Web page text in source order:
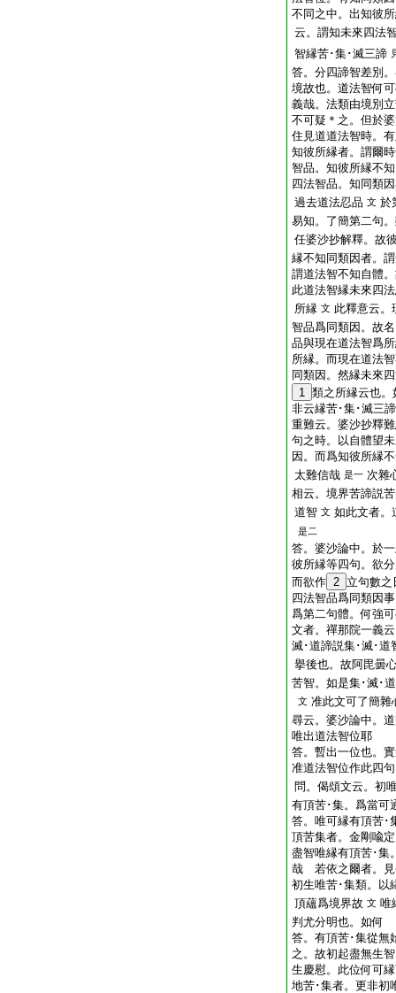
不同之中。出知彼
云。謂知未來四法
智縁苦･集･滅三諦
答。分四諦智差別
境故也。道法智何
義哉。法類由境別
不可疑＊之。但於
住見道道法智時。
知彼所縁者。謂爾
智品。知彼所縁不
四法智品。知同類
過去道法忍品 文 於
易知。了簡第二句
任婆沙抄解釋。故
縁不知同類因者。
謂道法智不知自體
此道法智縁未來四
所縁 文 此釋意云。
智品爲同類因。故
品與現在道法智爲
所縁。而現在道法
同類因。然縁未來
1 類之所縁云也
非云縁苦･集･滅三
重難云。婆沙抄釋
句之時。以自體望
因。而爲知彼所縁
太難信哉 是一 次雜
相云。境界苦諦説
道智 文 如此文者。
是二
答。婆沙論中。於
彼所縁等四句。欲
而欲作 2 立句數之
四法智品爲同類因
爲第二句體。何強
文者。禪那院一義
滅･道諦説集･滅･道
擧後也。故阿毘曇
苦智。如是集･滅･
文 准此文可了簡雜
尋云。婆沙論中。
唯出道法智位耶
答。暫出一位也。
准道法智位作此四
問。偈頌文云。初
有頂苦･集。爲當可
答。唯可縁有頂苦･
頂苦集者。金剛喩
盡智唯縁有頂苦･集
哉 若依之爾者。
初生唯苦･集類。以
頂蘊爲境界故 文 唯
判尤分明也。如何
答。有頂苦･集從無
之。故初起盡無生
生慶慰。此位何可
地苦･集者。更非初